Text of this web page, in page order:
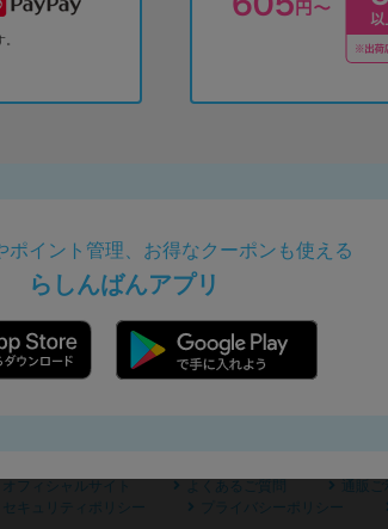
ポイント管理、お得なクーポンも使える
らしんばんアプリ
オフィシャルサイト よくあるご質問 通販
セキュリティポリシー
プライバシーポリシー